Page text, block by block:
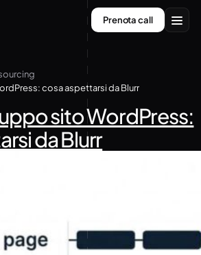
Prenota call
cosa aspettarsi da Blurr
sito WordPress:
da Blurr